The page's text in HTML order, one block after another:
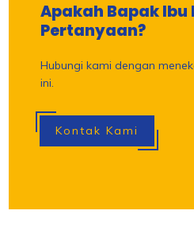
Apakah Bapak Ibu
Pertanyaan?
Hubungi kami dengan
ini.
Kontak Kami